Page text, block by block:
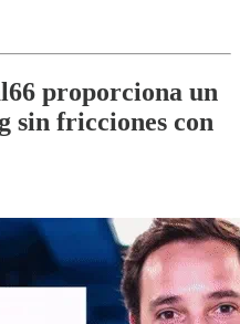
proporciona un
sin fricciones con